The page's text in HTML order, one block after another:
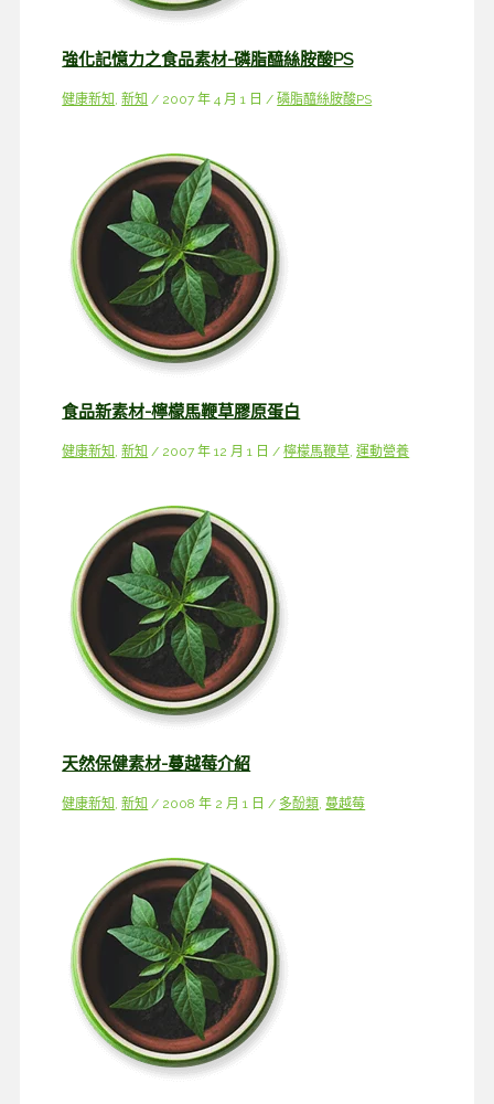
強化記憶力之食品素材-磷脂醯絲胺酸PS
健康新知 ,新知 / 2007 年 4 月 1 日 /磷脂醯絲胺酸PS
食品新素材-檸檬馬鞭草膠原蛋白
健康新知 ,新知 / 2007 年 12 月 1 日 /檸檬馬鞭草 ,運動營養
天然保健素材-蔓越莓介紹
健康新知 ,新知 / 2008 年 2 月 1 日 / 多酚類 ,蔓越莓